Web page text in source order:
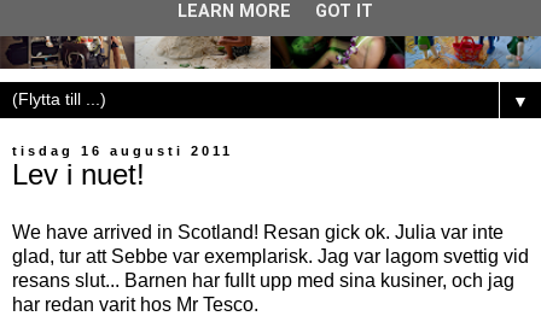
▼
tisdag 16 augusti 2011
Lev i nuet!
We have arrived in Scotland! Resan gick ok. Julia var inte
glad, tur att Sebbe var exemplarisk. Jag var lagom svettig vid
resans slut... Barnen har fullt upp med sina kusiner, och jag
har redan varit hos Mr Tesco.
LEARN MORE GOT IT